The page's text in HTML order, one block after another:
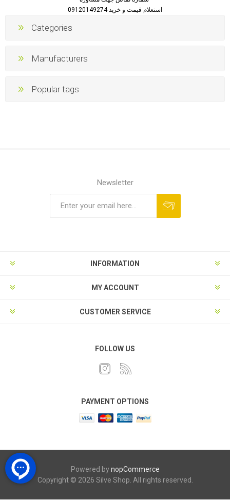
استعلام قیمت و خرید 09120149274
Categories
Manufacturers
Popular tags
Newsletter
INFORMATION
MY ACCOUNT
CUSTOMER SERVICE
FOLLOW US
PAYMENT OPTIONS
Powered bynopCommerce
Copyright © 2026 Silve Shop. All rights reserved.